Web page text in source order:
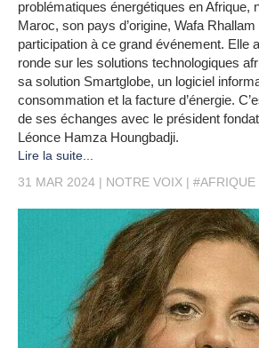
problématiques énergétiques en Afrique,
Maroc, son pays d’origine, Wafa
participation à ce grand événement. Elle
ronde sur les solutions technologiques
sa solution Smartglobe, un logiciel
consommation et la facture d’énergie.
de ses échanges avec le président
Léonce Hamza Houngbadji.
Lire la suite...
31 MAR 2024
NOTRE VOIX #AFRIQUE